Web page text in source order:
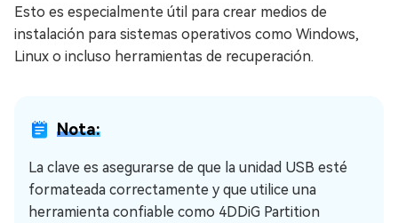
Esto es especialmente útil para crear medios de
instalación para sistemas operativos como Windows,
Linux o incluso herramientas de recuperación.
Nota:
La clave es asegurarse de que la unidad USB esté
formateada correctamente y que utilice una
herramienta confiable como 4DDiG Partition